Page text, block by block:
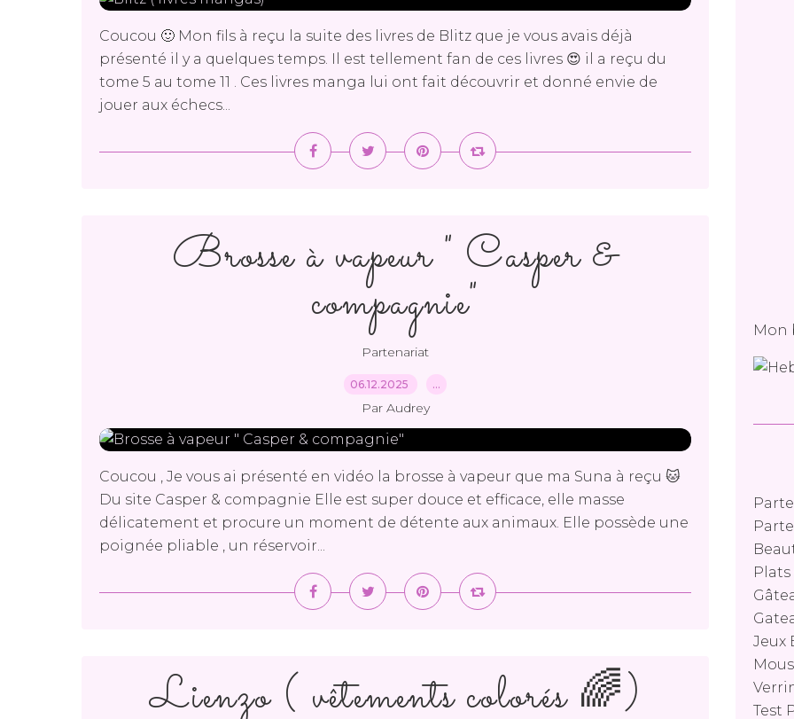
Coucou 🙂 Mon fils à reçu la suite des livres de Blitz que je vous avais déjà
présenté il y a quelques temps. Il est tellement fan de ces livres 😍 il a reçu du
tome 5 au tome 11 . Ces livres manga lui ont fait découvrir et donné envie de
jouer aux échecs...
Brosse à vapeur " Casper &
compagnie"
Partenariat
06.12.2025 …
Par Audrey
Coucou , Je vous ai présenté en vidéo la brosse à vapeur que ma Suna à reçu 🐱
Du site Casper & compagnie Elle est super douce et efficace, elle masse
délicatement et procure un moment de détente aux animaux. Elle possède une
poignée pliable , un réservoir...
Lienzo ( vêtements colorés 🌈)
Plats
Jeux
Test
Mon